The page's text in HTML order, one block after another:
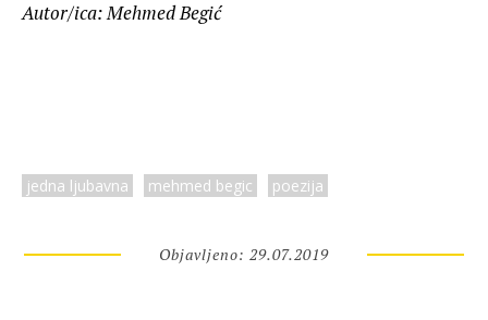
Autor/ica: Mehmed Begić
jedna ljubavna mehmed begic poezija
Objavljeno: 29.07.2019